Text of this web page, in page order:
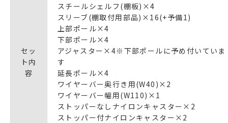
セッ
ト内
容
スチールシェルフ(棚板)×4
スリーブ(棚取付用部品)×16(+予備1)
上部ポール×4
下部ポール×4
アジャスター×4※下部ポールに予め付いていま
す
延長ポール×4
ワイヤーバー奥行き用(W40)×2
ワイヤーバー幅用(W110)×1
ストッパーなしナイロンキャスター×2
ストッパー付ナイロンキャスター×2